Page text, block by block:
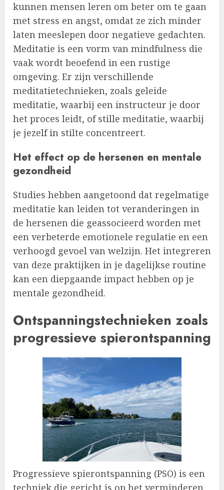
kunnen mensen leren om beter om te gaan
met stress en angst, omdat ze zich minder
laten meeslepen door negatieve gedachten.
Meditatie is een vorm van mindfulness die
vaak wordt beoefend in een rustige
omgeving. Er zijn verschillende
meditatietechnieken, zoals geleide
meditatie, waarbij een instructeur je door
het proces leidt, of stille meditatie, waarbij
je jezelf in stilte concentreert.
Het effect op de hersenen en mentale
gezondheid
Studies hebben aangetoond dat regelmatige
meditatie kan leiden tot veranderingen in
de hersenen die geassocieerd worden met
een verbeterde emotionele regulatie en een
verhoogd gevoel van welzijn. Het integreren
van deze praktijken in je dagelijkse routine
kan een diepgaande impact hebben op je
mentale gezondheid.
Ontspanningstechnieken zoals
progressieve spierontspanning
Progressieve spierontspanning (PSO) is een
techniek die gericht is op het verminderen